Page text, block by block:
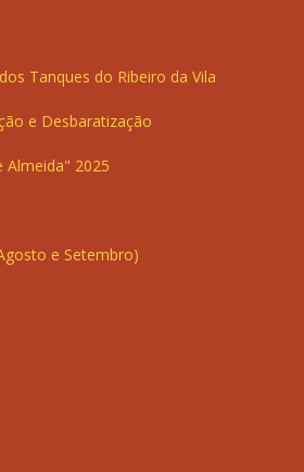
Tanques do Ribeiro da Vila
e Desbaratização
Almeida" 2025
e Setembro)